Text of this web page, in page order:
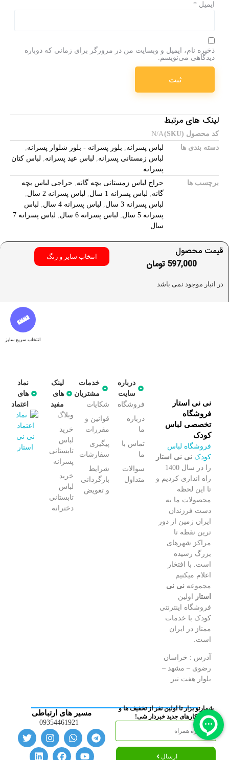
ایمیل *
ذخیره نام، ایمیل و وبسایت من در مرورگر برای زمانی که دوباره
دیدگاهی می‌نویسم.
لینک های مرتبط
کد محصول (SKU)
N/A
دسته بندی ها
لباس پسرانه بلوز پسرانه - بلوز شلوار پسرانه
لباس زمستانی پسرانه
لباس عید پسرانه
لباس کتان
پسرانه
برچسب ها
حراج لباس زمستانی بچه گانه
حراجی لباس بچه
گانه
لباس پسرانه 1 سال لباس پسرانه 2 سال
لباس پسرانه 3 سال
لباس پسرانه 4 سال
لباس
پسرانه 5 سال
لباس پسرانه 6 سال
لباس پسرانه 7
سال
قیمت محصول
597,000 تومان
انتخاب سایز و رنگ
در انبار موجود نمی باشد
انتخاب سریع سایز
نی نی استار
فروشگاه
تخصصی لباس
کودک
فروشگاه لباس
کودک نی نی استار
را در سال 1400
راه اندازی کردیم و
تا این لحظه
محصولات ما به
دست فرزندان
ایران زمین از دور
ترین نقطه تا
مراکز شهرهای
بزرگ رسیده
است. با افتخار
اعلام میکنیم
مجموعه نی نی
استار
اولین
فروشگاه اینترنتی
کودک با خدمات
ممتاز در ایران
است.
آدرس : خراسان
رضوی – مشهد –
بلوار هفت تیر
درباره
سایت
فروشگاه
درباره
ما
تماس با
ما
سوالات
متداول
خدمات
مشتریان
شکایات
قوانین و
مقررات
پیگیری
سفارشات
شرایط
بازگردانی
و تعویض
لینک
های
مفید
وبلاگ
خرید
لباس
تابستانی
پسرانه
خرید
لباس
تابستانی
دخترانه
نماد
های
اعتماد
شمارتو بزار تا اولین نفر از تخفیف ها و
کارهای جدید خبردار شی!
ارسال
مسیر های ارتباطی
09354461921